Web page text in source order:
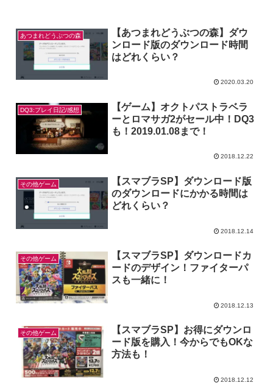
あつまれどうぶつの森
【あつまれどうぶつの森】ダウ
ンロード版のダウンロード時間
はどれくらい？
2020.03.20
DQ3:プレイ日記/感想
【ゲーム】オクトパストラベラ
ーとロマサガ2がセール中！DQ3
も！2019.01.08まで！
2018.12.22
その他ゲーム
【スマブラSP】ダウンロード版
のダウンロードにかかる時間は
どれくらい？
2018.12.14
その他ゲーム
【スマブラSP】ダウンロードカ
ードのデザイン！ファイターパ
スも一緒に！
2018.12.13
その他ゲーム
【スマブラSP】お得にダウンロ
ード版を購入！今からでもOKな
方法も！
2018.12.12